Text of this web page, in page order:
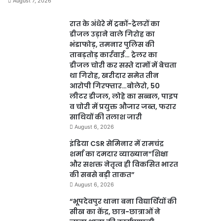
रात के अंधेरे में ट्रकों-ट्रेलरों का
डीजल उड़ाने वाले गिरोह का
भंडाफोड़, तमनार पुलिस की
ताबड़तोड़ कार्रवाई… ट्रेलर का
डीजल चोरी कर सस्ते दामों में बेचता
था गिरोह, खरीदार समेत तीन
आरोपी गिरफ्तार…बोलेरो, 50
लीटर डीजल, लोहे का सब्बल, पाइप
व चोरी में प्रयुक्त औजार जब्त, फरार
साथियों की तलाश जारी
August 6, 2026
इंडिया CSR सेमिनार में रामचंद्र
शर्मा का दमदार व्याख्यान”शिक्षा
और सशक्त नेतृत्व ही विकसित भारत
की सबसे बड़ी ताकत”
August 6, 2026
“भूपदेवपुर थाना बना विद्यार्थियों की
सीख का केंद्र, छात्र-छात्राओं ने